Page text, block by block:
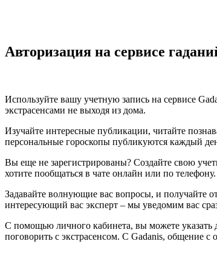
Авторизация на сервисе
Используйте вашу учетную запись на сервисе
экстрасенсами не выходя из дома.
Изучайте интересные публикации, читайте
персональные гороскопы публикуются каждый
Вы еще не зарегистрированы? Создайте свою
хотите пообщаться в чате онлайн или по
Задавайте волнующие вас вопросы, и получайте
интересующий вас эксперт – мы уведомим вас
С помощью личного кабинета, вы можете указать
поговорить с экстрасенсом. С Gadanis, общение